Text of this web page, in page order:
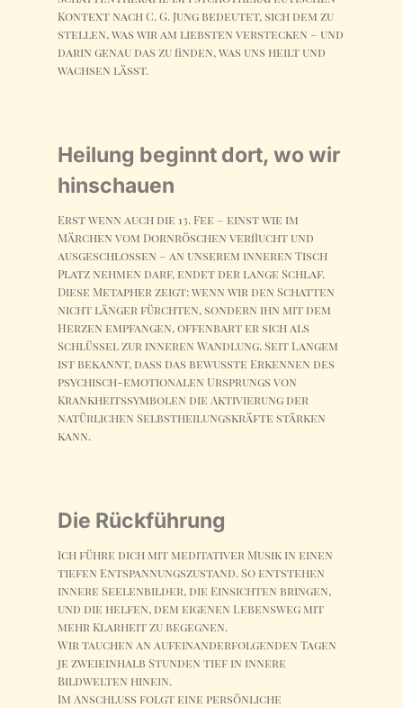
Kontext nach C. G. Jung bedeutet, sich dem zu
stellen, was wir am liebsten verstecken – und
darin genau das zu finden, was uns heilt und
wachsen lässt.
Heilung beginnt dort, wo wir
hinschauen
Erst wenn auch die 13. Fee – einst wie im
Märchen vom Dornröschen verflucht und
ausgeschlossen – an unserem inneren Tisch
Platz nehmen darf, endet der lange Schlaf.
Diese Metapher zeigt: wenn wir den Schatten
nicht länger fürchten, sondern ihn mit dem
Herzen empfangen, offenbart er sich als
Schlüssel zur inneren Wandlung. Seit Langem
ist bekannt, dass das bewusste Erkennen des
psychisch-emotionalen Ursprungs von
Krankheitssymbolen die Aktivierung der
natürlichen Selbstheilungskräfte stärken
kann.
Die Rückführung
Ich führe dich mit meditativer Musik in einen
tiefen Entspannungszustand. So entstehen
innere Seelenbilder, die Einsichten bringen,
und die helfen, dem eigenen Lebensweg mit
mehr Klarheit zu begegnen.
Wir tauchen an aufeinanderfolgenden Tagen
je zweieinhalb Stunden tief in innere
Bildwelten hinein.
Im Anschluss folgt eine persönliche